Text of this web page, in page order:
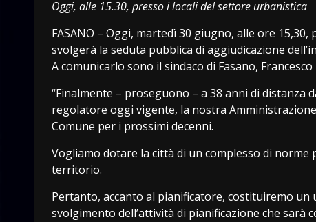
Oggi, alle 15.30, presso i locali del settore urbanistica
FASANO – Oggi, martedì 30 giugno, alle ore
svolgerà la seduta pubblica di aggiudicazione
A comunicarlo sono il sindaco di Fasano,
“Finalmente – proseguono – a 38 anni di distanza
regolatore oggi vigente, la nostra
Comune per i prossimi decenni.
Vogliamo dotare la città di un complesso di
territorio.
Pertanto, accanto al pianificatore, costituiremo
svolgimento dell’attività di pianificazione che sarà